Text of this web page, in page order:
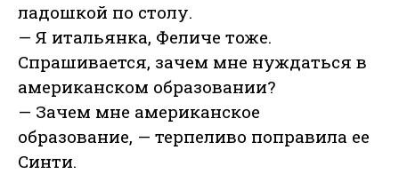
ладошкой по столу.
— Я итальянка, Феличе тоже.
Спрашивается, зачем мне нуждаться в
американском образовании?
— Зачем мне американское
образование, — терпеливо поправила ее
Синти.